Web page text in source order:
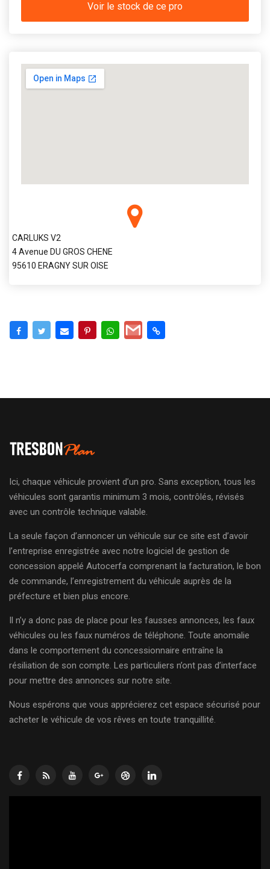
Voir le stock de ce pro
CARLUKS V2
4 Avenue DU GROS CHENE
95610 ERAGNY SUR OISE
Ici, chaque véhicule provient d’un pro. Sans exception, tous les
véhicules sont garantis minimum 3 mois, contrôlés, révisés
avec un contrôle technique valable.
La seule façon d’annoncer un véhicule sur ce site est d’avoir
l’entreprise enregistrée avec notre logiciel de gestion de
concession appelé Autocerfa comprenant la facturation, le bon
de commande, l’enregistrement du véhicule auprès de la
préfecture et bien plus encore.
Il n’y a donc pas de place pour les fausses annonces, les faux
véhicules ou les faux numéros de téléphone. Toute anomalie
dans le comportement du concessionnaire entraîne la
résiliation de son compte. Les particuliers n’ont pas d’interface
pour mettre des annonces sur notre site.
Nous espérons que vous apprécierez cet espace sécurisé pour
acheter le véhicule de vos rêves en toute tranquillité.